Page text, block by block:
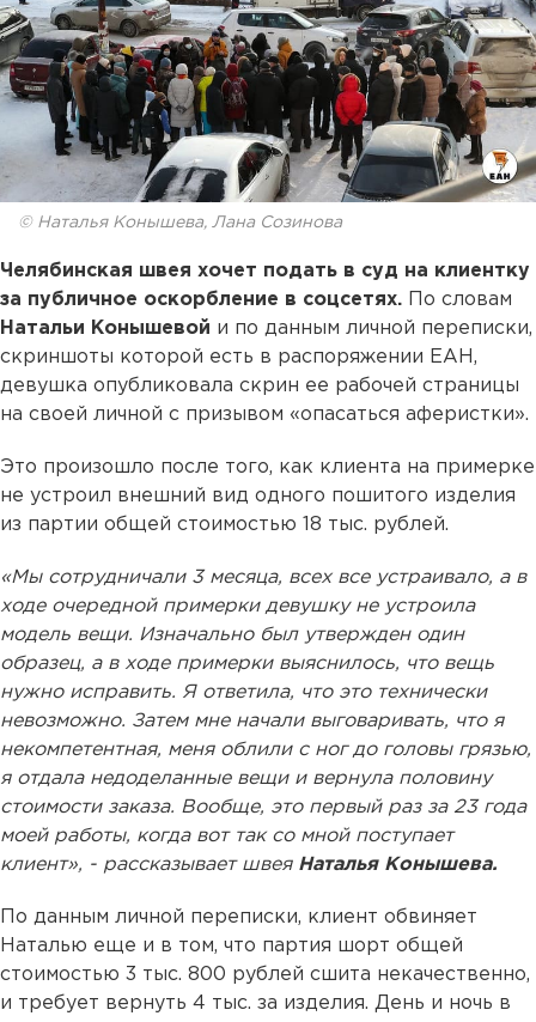
© Наталья Конышева, Лана Созинова
Челябинская швея хочет подать в суд на клиентку
за публичное оскорбление в соцсетях. По словам
Натальи Конышевой и по данным личной переписки,
скриншоты которой есть в распоряжении ЕАН,
девушка опубликовала скрин ее рабочей страницы
на своей личной с призывом «опасаться аферистки».
Это произошло после того, как клиента на примерке
не устроил внешний вид одного пошитого изделия
из партии общей стоимостью 18 тыс. рублей.
«Мы сотрудничали 3 месяца, всех все устраивало, а в
ходе очередной примерки девушку не устроила
модель вещи. Изначально был утвержден один
образец, а в ходе примерки выяснилось, что вещь
нужно исправить. Я ответила, что это технически
невозможно. Затем мне начали выговаривать, что я
некомпетентная, меня облили с ног до головы грязью,
я отдала недоделанные вещи и вернула половину
стоимости заказа. Вообще, это первый раз за 23 года
моей работы, когда вот так со мной поступает
клиент», - рассказывает швея Наталья Конышева.
По данным личной переписки, клиент обвиняет
Наталью еще и в том, что партия шорт общей
стоимостью 3 тыс. 800 рублей сшита некачественно,
и требует вернуть 4 тыс. за изделия. День и ночь в